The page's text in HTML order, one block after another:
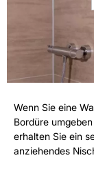
Wenn Sie eine
Bordüre
erhalten Sie ein
anziehendes